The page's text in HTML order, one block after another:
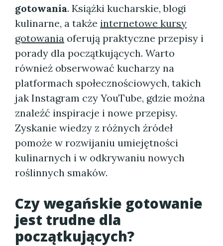
gotowania. Książki kucharskie, blogi
kulinarne, a także internetowe kursy
gotowania oferują praktyczne przepisy i
porady dla początkujących. Warto
również obserwować kucharzy na
platformach społecznościowych, takich
jak Instagram czy YouTube, gdzie można
znaleźć inspiracje i nowe przepisy.
Zyskanie wiedzy z różnych źródeł
pomoże w rozwijaniu umiejętności
kulinarnych i w odkrywaniu nowych
roślinnych smaków.
Czy wegańskie gotowanie
jest trudne dla
początkujących?